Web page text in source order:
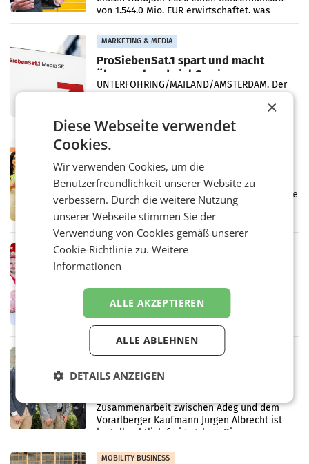
von 1.544,0 Mio. EUR erwirtschaftet, was
einem Plus von 3,8 Prozent gegenüber dem
Vergleichszeitraum
MARKETING & MEDIA
ProSiebenSat.1 spart und macht
überraschend viel Gewinn
UNTERFÖHRING/MAILAND/AMSTERDAM. Der
Frühjahr dank Kostensenkungen operativ
wieder Gewinn gemacht und die
Markterwartung deutlich übertroffen.
RETAIL
Eine Bühne für Zirkularität: ARA und
Müller informieren am POS über
Kreislauffähigkeit
Über den gesamten August hinweg rücken die
Altstoff Recycling Austria AG (ARA) und der
Handelskonzern Müller die Initiative
„Kreislauf-Helden“ in allen österreichischen
Müller-Filialen
RETAIL
Penny modernisiert zwei Filialen in
WIENER NEUDORF. – Im Rahmen einer
laufenden Modernisierungsoffensive
erneuert Penny zwei Filialen in Nieder- und
Oberösterreich. Die beiden Standorte liegen
in Haag sowie im rund
RETAIL
Alles bereit für den Wechsel: Jürgen
Zusammenarbeit zwischen Adeg und dem
Vorarlberger Kaufmann Jürgen Albrecht ist
kartellrechtlich freigegeben: Die
Bundeswettbewerbsbehörde und der
Bundeskartellanwalt
MOBILITY BUSINESS
×
Diese Webseite verwendet
Cookies.
Wir verwenden Cookies, um die
Benutzerfreundlichkeit unserer Website zu
verbessern. Durch die weitere Nutzung
unserer Webseite stimmen Sie der
Verwendung von Cookies gemäß unserer
Cookie-Richtlinie zu.Weitere
Informationen
ALLE AKZEPTIEREN
ALLE ABLEHNEN
DETAILS ANZEIGEN